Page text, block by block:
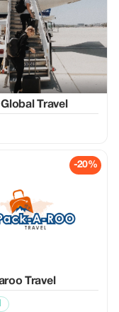
Travel
-20%
Travel